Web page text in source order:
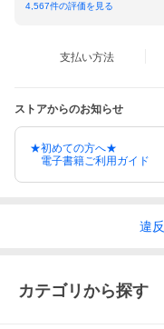
4,567件の評価を見る
支払い方法
ストアからのお知らせ
★初めての方へ★
電子書籍ご利用ガイド
違反
カテゴリから探す